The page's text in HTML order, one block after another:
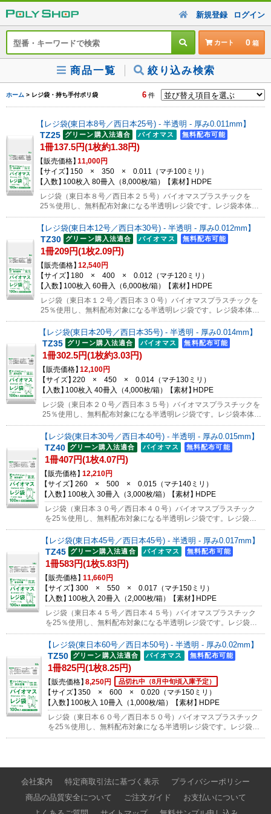
新規登録 ログイン
カート 0
商品一覧 絞り込み検索
ホーム > レジ袋・持ち手付ポリ袋 6 件
レジ袋(東日本8号／西日本25号) - 半透明 - 厚み0.011mm
TZ25
1冊137.5円(1枚約1.38円)
販売価格
11,000円
サイズ
150 × 350 × 0.011 （マチ100 ミリ）
入数
100枚入 80冊入（8,000枚/箱） 素材
HDPE
レジ袋（東日本８号／西日本２５号）バイオマスプラスチックを
25％使用し、無料配布対象になる半透明レジ袋です。レジ袋本体に
JANコード・プラマーク・バイオマスマークが印刷されています。
※吊り下げて使用でき、1枚ずつちぎって使えます。サンプルのご
依頼はコチラから
レジ袋(東日本12号／西日本30号) - 半透明 - 厚み0.012mm
TZ30
1冊209円(1枚2.09円)
販売価格
12,540円
サイズ
180 × 400 × 0.012 （マチ120 ミリ）
入数
100枚入 60冊入（6,000枚/箱） 素材
HDPE
レジ袋（東日本１２号／西日本３０号）バイオマスプラスチックを
25％使用し、無料配布対象になる半透明レジ袋です。レジ袋本体に
JANコード・プラマーク・バイオマスマークが印刷されています。
※吊り下げて使用でき、1枚ずつちぎって使えます。サンプルのご
依頼はコチラから
レジ袋(東日本20号／西日本35号) - 半透明 - 厚み0.014mm
TZ35
1冊302.5円(1枚約3.03円)
販売価格
12,100円
サイズ
220 × 450 × 0.014 （マチ130 ミリ）
入数
100枚入 40冊入（4,000枚/箱） 素材
HDPE
レジ袋（東日本２０号／西日本３５号）バイオマスプラスチックを
25％使用し、無料配布対象になる半透明レジ袋です。レジ袋本体に
JANコード・プラマーク・バイオマスマークが印刷されています。
※吊り下げて使用でき、1枚ずつちぎって使えます。サンプルのご
依頼はコチラから
レジ袋(東日本30号／西日本40号) - 半透明 - 厚み0.015mm
TZ40
1冊407円(1枚4.07円)
販売価格
12,210円
サイズ
260 × 500 × 0.015（マチ140ミリ）
入数
100枚入 30冊入（3,000枚/箱） 素材
HDPE
レジ袋（東日本３０号／西日本４０号）バイオマスプラスチック
を25％使用し、無料配布対象になる半透明レジ袋です。レジ袋本
体にJANコード・プラマーク・バイオマスマークが印刷されていま
す。※吊り下げて使用でき、1枚ずつちぎって使えます。サンプル
のご依頼はコチラから
レジ袋(東日本45号／西日本45号) - 半透明 - 厚み0.017mm
TZ45
1冊583円(1枚5.83円)
販売価格
11,660円
サイズ
300 × 550 × 0.017 （マチ150ミリ）
入数
100枚入 20冊入（2,000枚/箱） 素材
HDPE
レジ袋（東日本４５号／西日本４５号）バイオマスプラスチック
を25％使用し、無料配布対象になる半透明レジ袋です。レジ袋本
体にJANコード・プラマーク・バイオマスマークが印刷されてい
ます。※吊り下げて使用でき、1枚ずつちぎって使えます。サンプ
ルのご依頼はコチラから
レジ袋(東日本60号／西日本50号) - 半透明 - 厚み0.02mm
TZ50
1冊825円(1枚8.25円)
販売価格 8,250円 品切れ中（8月中旬頃入庫予定）
サイズ 350 × 600 × 0.020 （マチ150 ミリ）
入数
100枚入 10冊入（1,000枚/箱） 素材
HDPE
レジ袋（東日本６０号／西日本５０号）バイオマスプラスチック
を25％使用し、無料配布対象になる半透明レジ袋です。レジ袋本
体にJANコード・プラマーク・バイオマスマークが印刷されてい
会社案内 特定商取引法に基づく表示
プライバシーポリシー
商品の品質安全について
ご注文ガイド
お支払いについて